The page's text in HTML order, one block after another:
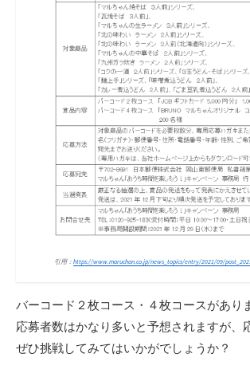
引用： https://www.maruchan.co.jp/news_topics/entry/2021/09/
バーコード２枚コース・４枚コースがあり
応募者数はかなり多いと予想されますが、
ぜひ挑戦してみてはいかがでしょうか？